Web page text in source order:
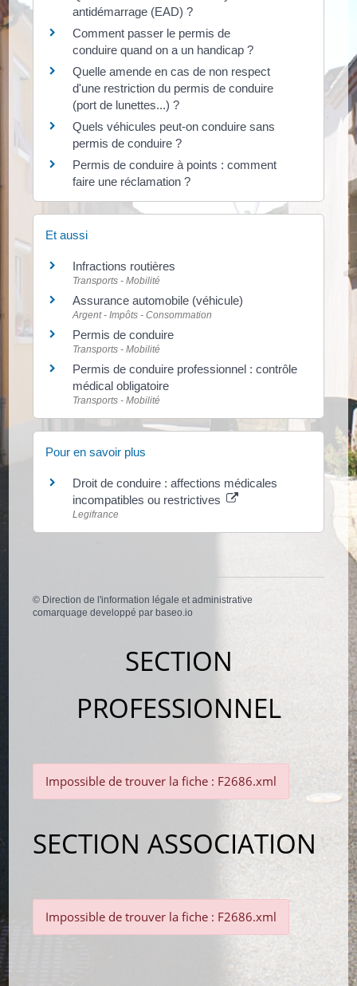
antidémarrage (EAD) ?
Comment passer le permis de
conduire quand on a un handicap ?
Quelle amende en cas de non respect
d'une restriction du permis de conduire
(port de lunettes...) ?
Quels véhicules peut-on conduire sans
permis de conduire ?
Permis de conduire à points : comment
faire une réclamation ?
Et aussi
Infractions routières
Transports - Mobilité
Assurance automobile (véhicule)
Argent - Impôts - Consommation
Permis de conduire
Transports - Mobilité
Permis de conduire professionnel : contrôle
médical obligatoire
Transports - Mobilité
Pour en savoir plus
Droit de conduire : affections médicales
incompatibles ou restrictives
Legifrance
© Direction de l'information légale et administrative
comarquage developpé par baseo.io
SECTION
PROFESSIONNEL
Impossible de trouver la fiche : F2686.xml
SECTION ASSOCIATION
Impossible de trouver la fiche : F2686.xml